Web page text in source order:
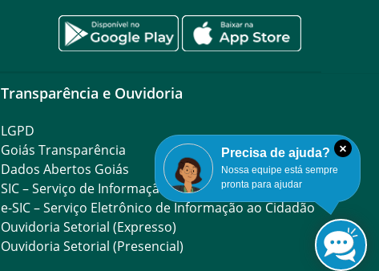
×
Precisa de ajuda?
Nossa equipe está sempre
pronta para ajudar
Transparência e Ouvidoria
LGPD
Goiás Transparência
Dados Abertos Goiás
SIC – Serviço de Informação ao Cidadão
e-SIC – Serviço Eletrônico de Informação ao Cidadão
Ouvidoria Setorial (Expresso)
Ouvidoria Setorial (Presencial)